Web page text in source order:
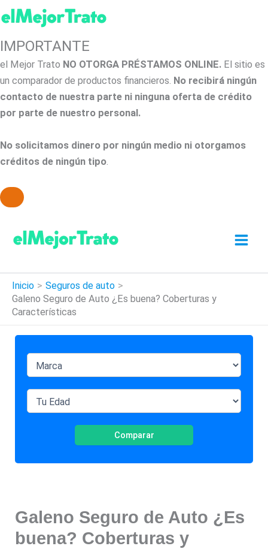
IMPORTANTE
el Mejor Trato NO OTORGA PRÉSTAMOS ONLINE. El sitio es
un comparador de productos financieros. No recibirá ningún
contacto de nuestra parte ni ninguna oferta de crédito
por parte de nuestro personal.
No solicitamos dinero por ningún medio ni otorgamos
créditos de ningún tipo.
contenido
Inicio
Seguros de auto
Galeno Seguro de Auto ¿Es buena? Coberturas y
Características
Comparar
Galeno Seguro de Auto ¿Es
buena? Coberturas y